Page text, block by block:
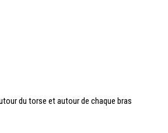
du torse et autour de chaque bras